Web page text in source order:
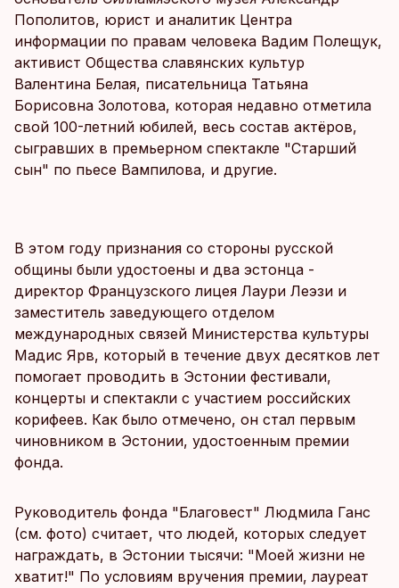
Пополитов, юрист и аналитик Центра
информации по правам человека Вадим Полещук,
активист Общества славянских культур
Валентина Белая, писательница Татьяна
Борисовна Золотова, которая недавно отметила
свой 100-летний юбилей, весь состав актёров,
сыгравших в премьерном спектакле "Старший
сын" по пьесе Вампилова, и другие.
В этом году признания со стороны русской
общины были удостоены и два эстонца -
директор Французского лицея Лаури Леэзи и
заместитель заведующего отделом
международных связей Министерства культуры
Мадис Ярв, который в течение двух десятков лет
помогает проводить в Эстонии фестивали,
концерты и спектакли с участием российских
корифеев. Как было отмечено, он стал первым
чиновником в Эстонии, удостоенным премии
фонда.
Руководитель фонда "Благовест" Людмила Ганс
(см. фото) считает, что людей, которых следует
награждать, в Эстонии тысячи: "Моей жизни не
хватит!" По условиям вручения премии, лауреат